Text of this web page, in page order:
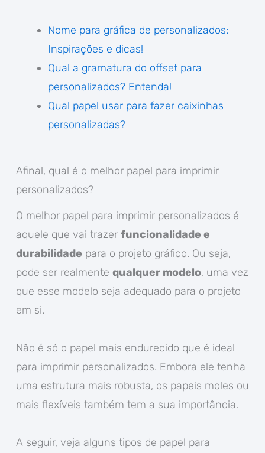
Nome para gráfica de personalizados:
Inspirações e dicas!
Qual a gramatura do offset para
personalizados? Entenda!
Qual papel usar para fazer caixinhas
personalizadas?
Afinal, qual é o melhor papel para imprimir
personalizados?
O melhor papel para imprimir personalizados é
aquele que vai trazer funcionalidade e
durabilidade para o projeto gráfico. Ou seja,
pode ser realmente qualquer modelo, uma vez
que esse modelo seja adequado para o projeto
em si.
Não é só o papel mais endurecido que é ideal
para imprimir personalizados. Embora ele tenha
uma estrutura mais robusta, os papeis moles ou
mais flexíveis também tem a sua importância.
A seguir, veja alguns tipos de papel para